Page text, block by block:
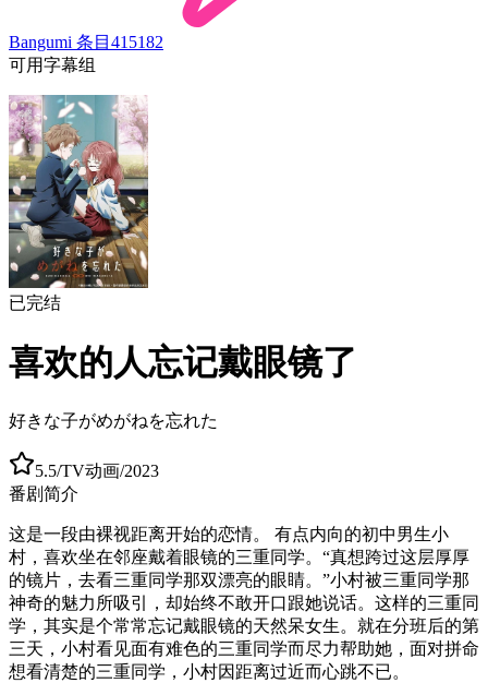
Bangumi 条目 415182
可用字幕组
已完结
喜欢的人忘记戴眼镜了
好きな子がめがねを忘れた
5.5/TV动画/2023
番剧简介
这是一段由裸视距离开始的恋情。 有点内向的初中男生小
村，喜欢坐在邻座戴着眼镜的三重同学。“真想跨过这层厚厚
的镜片，去看三重同学那双漂亮的眼睛。”小村被三重同学那
神奇的魅力所吸引，却始终不敢开口跟她说话。这样的三重同
学，其实是个常常忘记戴眼镜的天然呆女生。就在分班后的第
三天，小村看见面有难色的三重同学而尽力帮助她，面对拼命
想看清楚的三重同学，小村因距离过近而心跳不已。